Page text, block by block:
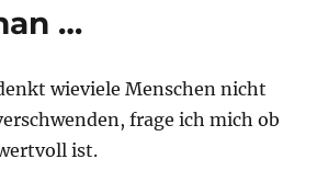
…
wieviele Menschen nicht
frage ich mich ob
ist.